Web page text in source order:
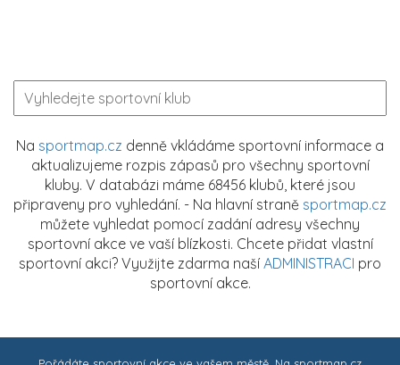
Na sportmap.cz denně vkládáme sportovní informace a
aktualizujeme rozpis zápasů pro všechny sportovní
kluby. V databázi máme 68456 klubů, které jsou
připraveny pro vyhledání. - Na hlavní straně sportmap.cz
můžete vyhledat pomocí zadání adresy všechny
sportovní akce ve vaší blízkosti. Chcete přidat vlastní
sportovní akci? Využijte zdarma naší ADMINISTRACI pro
sportovní akce.